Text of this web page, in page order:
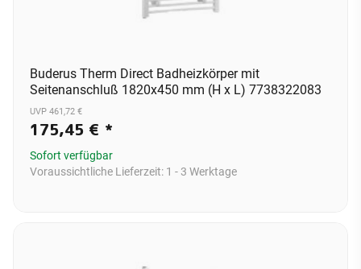
Buderus Therm Direct Badheizkörper mit
Seitenanschluß 1820x450 mm (H x L) 7738322083
UVP 461,72 €
175,45 € *
Sofort verfügbar
Voraussichtliche Lieferzeit: 1 - 3 Werktage